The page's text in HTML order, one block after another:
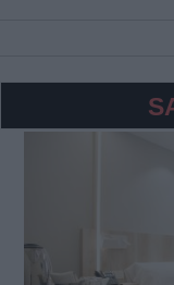
Destinatarios: